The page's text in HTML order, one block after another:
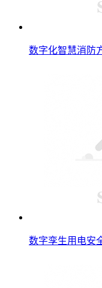
数字化智慧消防
数字孪生用电安